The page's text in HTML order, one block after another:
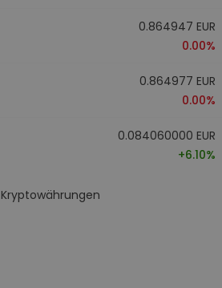
0.864947 EUR
0.00%
0.864977 EUR
0.00%
0.084060000 EUR
+6.10%
Kryptowährungen